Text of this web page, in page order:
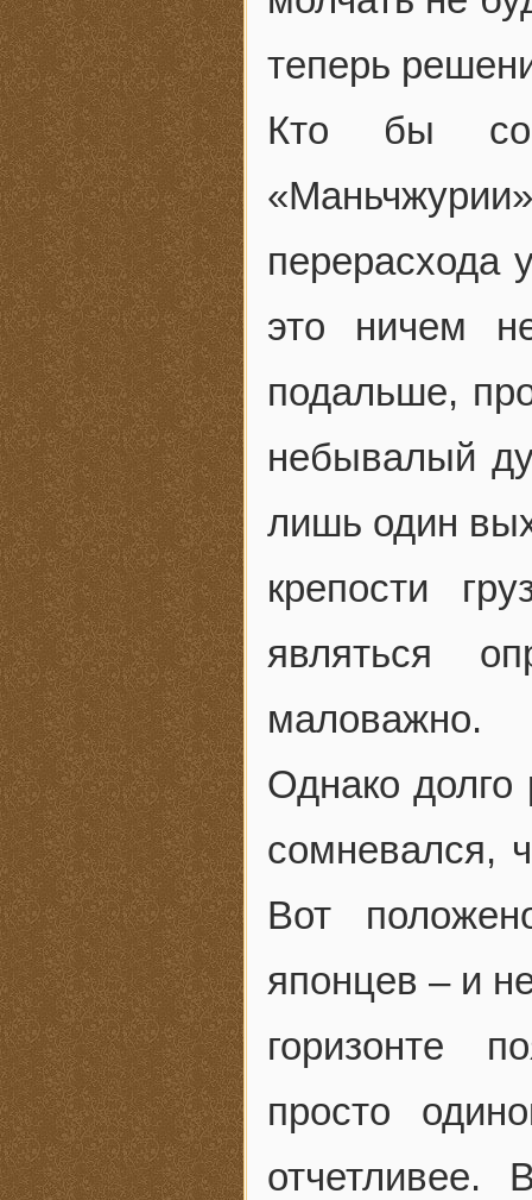
теперь
Кто бы
перерасхода
это ничем
подальше,
небывалый
лишь один
крепости
являться
маловажно.
Однако
сомневался,
Вот
японцев – и
горизонте
просто
отчетливее.